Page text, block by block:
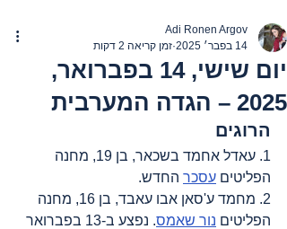
יום שישי, 14 בפברואר,
2025 – הגדה המערבית
Adi Ronen Argov
14 בפבר׳ 2025
זמן קריאה 2 דקות
הרוגים
1. עאדל אחמד בשכאר, בן 19, מחנה
הפליטים עסכר החדש.
2. מחמד ע'סאן אבו עאבד, בן 16, מחנה
הפליטים נור שאמס
. נפצע ב-13 בפברואר